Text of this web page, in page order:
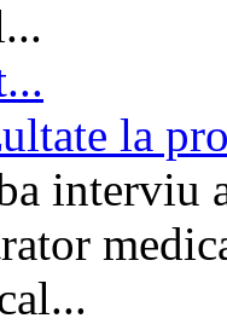
la
interviu